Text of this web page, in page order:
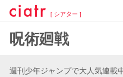
[ シアター ]
呪術廻戦
週刊少年ジャンプで大人気連載